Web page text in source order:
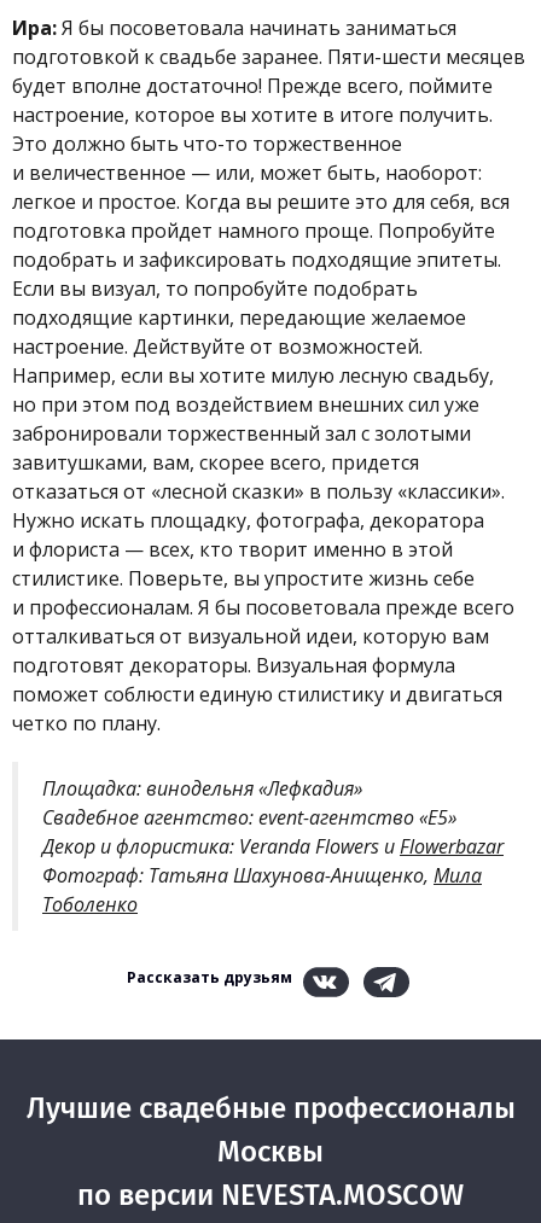
Ира:Я бы посоветовала начинать заниматься
подготовкой к свадьбе заранее. Пяти-шести месяцев
будет вполне достаточно! Прежде всего, поймите
настроение, которое вы хотите в итоге получить.
Это должно быть что-то торжественное
и величественное — или, может быть, наоборот:
легкое и простое. Когда вы решите это для себя, вся
подготовка пройдет намного проще. Попробуйте
подобрать и зафиксировать подходящие эпитеты.
Если вы визуал, то попробуйте подобрать
подходящие картинки, передающие желаемое
настроение. Действуйте от возможностей.
Например, если вы хотите милую лесную свадьбу,
но при этом под воздействием внешних сил уже
забронировали торжественный зал с золотыми
завитушками, вам, скорее всего, придется
отказаться от «лесной сказки» в пользу «классики».
Нужно искать площадку, фотографа, декоратора
и флориста — всех, кто творит именно в этой
стилистике. Поверьте, вы упростите жизнь себе
и профессионалам. Я бы посоветовала прежде всего
отталкиваться от визуальной идеи, которую вам
подготовят декораторы. Визуальная формула
поможет соблюсти единую стилистику и двигаться
четко по плану.
Площадка: винодельня «Лефкадия»
Свадебное агентство: event-агентство «Е5»
Декор и флористика: Veranda Flowers иFlowerbazar
Фотограф: Татьяна Шахунова-Анищенко, Мила
Тоболенко
Рассказать друзьям
Лучшие свадебные профессионалы
Москвы
по версии NEVESTA.MOSCOW